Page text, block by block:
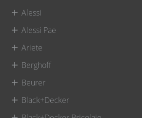
Alessi
Alessi Pae
Ariete
Berghoff
Beurer
Black+Decker